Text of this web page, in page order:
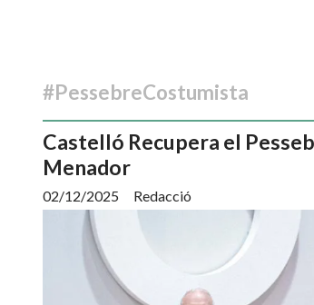
#PessebreCostumista
Castelló Recupera el
Menador
Redacció
02/12/2025